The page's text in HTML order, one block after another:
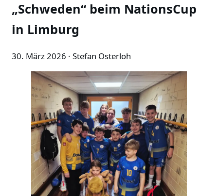
„Schweden“ beim NationsCup
in Limburg
30. März 2026 · Stefan Osterloh